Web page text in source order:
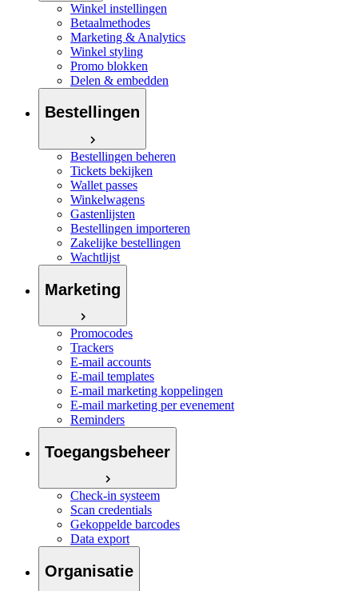
Winkel instellingen
Betaalmethodes
Marketing & Analytics
Winkel styling
Promo blokken
Delen & embedden
Bestellingen
Bestellingen beheren
Tickets bekijken
Wallet passes
Winkelwagens
Gastenlijsten
Bestellingen importeren
Zakelijke bestellingen
Wachtlijst
Marketing
Promocodes
Trackers
E-mail accounts
E-mail templates
E-mail marketing koppelingen
E-mail marketing per evenement
Reminders
Toegangsbeheer
Check-in systeem
Scan credentials
Gekoppelde barcodes
Data export
Organisatie